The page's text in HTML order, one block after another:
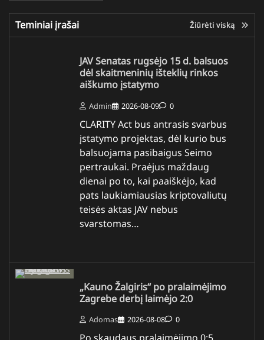
Teminiai įrašai Žiūrėti viską
JAV Senatas rugsėjo 15 d. balsuos
dėl skaitmeninių išteklių rinkos
aiškumo įstatymo
Admin 2026-08-09 0
CLARITY Act bus antrasis svarbus
įstatymo projektas, dėl kurio bus
balsuojama pasibaigus Seimo
pertraukai. Praėjus maždaug
dienai po to, kai paaiškėjo, kad
pats laukiamiausias kriptovaliutų
teisės aktas JAV nebus
svarstomas…
„Kauno Žalgiris“ po pralaimėjimo
Zagrebe derbį laimėjo 2:0
Adomas 2026-08-08 0
Po skaudaus pralaimėjimo 0:5